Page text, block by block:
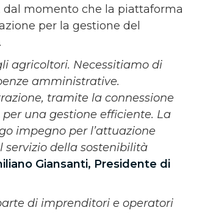
dal momento che la piattaforma
per la gestione del
agricoltori. Necessitiamo di
amministrative.
tramite la connessione
una gestione efficiente. La
impegno per l’attuazione
servizio della sostenibilità
Giansanti, Presidente di
di imprenditori e operatori